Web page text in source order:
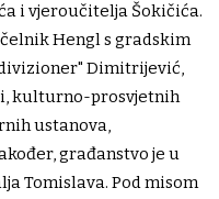
i vjeroučitelja Šokičića.
Hengl s gradskim
Dimitrijević,
kulturno-prosvjetnih
ustanova,
građanstvo je u
Tomislava. Pod misom